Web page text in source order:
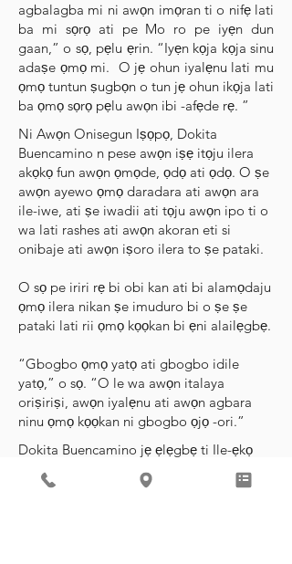
agbalagba mi ni awọn imọran ti o nifẹ lati
ba mi sọrọ ati pe Mo ro pe iyẹn dun
gaan,” o sọ, pẹlu ẹrin. “Iyẹn kọja kọja sinu
adaṣe ọmọ mi. O jẹ ohun iyalẹnu lati mu
ọmọ tuntun ṣugbọn o tun jẹ ohun ikọja lati
ba ọmọ sọrọ pẹlu awọn ibi -afẹde rẹ. ”
Ni Awọn Onisegun Iṣọpọ, Dokita
Buencamino n pese awọn iṣẹ itọju ilera
akọkọ fun awọn ọmọde, ọdọ ati ọdọ. O ṣe
awọn ayewo ọmọ daradara ati awọn ara
ile-iwe, ati ṣe iwadii ati tọju awọn ipo ti o
wa lati rashes ati awọn akoran eti si
onibaje ati awọn iṣoro ilera to ṣe pataki.
O sọ pe iriri rẹ bi obi kan ati bi alamọdaju
ọmọ ilera nikan ṣe imuduro bi o ṣe ṣe
pataki lati rii ọmọ kọọkan bi ẹni alailẹgbẹ.
“Gbogbo ọmọ yatọ ati gbogbo idile
yatọ,” o sọ. “O le wa awọn italaya
oriṣiriṣi, awọn iyalẹnu ati awọn agbara
ninu ọmọ kọọkan ni gbogbo ọjọ -ori.”
Dokita Buencamino jẹ ẹlẹgbẹ ti Ile-ẹkọ
giga ti Ile-ẹkọ giga ti Amẹrika ati pe o jẹ
alamọdaju ọmọ-ọwọ ti igbimọ. O pari ile -